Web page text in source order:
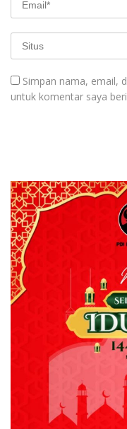
Simpan nama, email,
untuk komentar saya